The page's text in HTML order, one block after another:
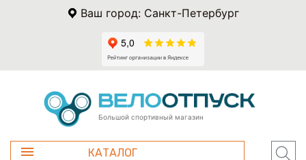
Ваш город: Санкт-Петербург
Большой спортивный магазин
КАТАЛОГ